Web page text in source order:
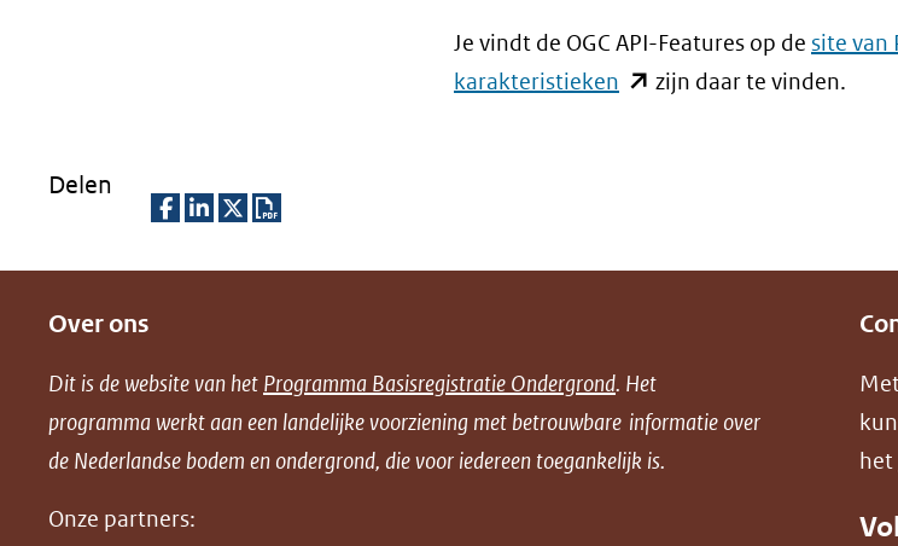
Je vindt de OGC API-Features op de site van
karakteristieken (opent
naar
website)
zijn daar te vinden.
Delen
n
o
p
n
o
p
n
o
p
l
o
a
Over ons
Dit is de website van het Programma Basisregistratie Ondergrond. Het
programma werkt aan een landelijke voorziening met betrouwbare informatie over
de Nederlandse bodem en ondergrond, die voor iedereen toegankelijk is.
Onze partners:
het